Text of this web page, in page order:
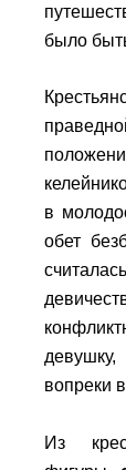
было
в
обет
вопреки
Из